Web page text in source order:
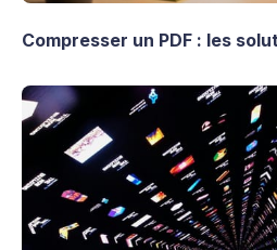
Compresser un PDF : les